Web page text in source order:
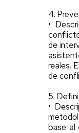
4.
•
de
reales.
de
5.
•
base al